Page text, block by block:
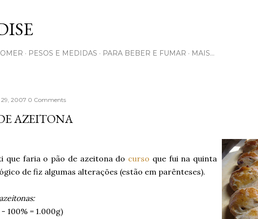
PESOS E MEDIDAS PARA BEBER E FUMAR MAIS…
2007 0 Comments
AZEITONA
que faria o pão de azeitona do curso que fui na quinta
de fiz algumas alterações (estão em parênteses).
100% = 1.000g)